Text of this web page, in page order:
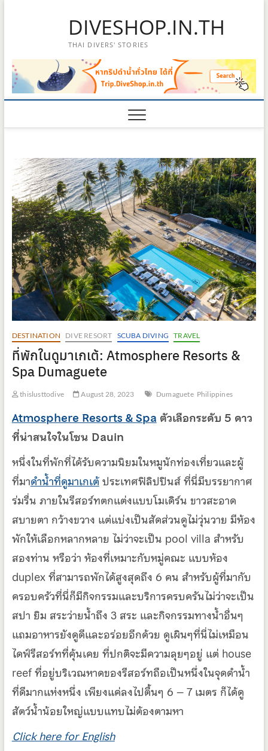
DIVESHOP.IN.TH
THAI DIVERS' STORIES
DESTINATION DIVE RESORT SCUBA DIVING TRAVEL
ที่พักในดูมาเกเต้: Atmosphere Resorts &
Spa Dumaguete
thislusttodive August 28, 2023 Dumaguete Philippines
Atmosphere Resorts & Spa ตัวเลือกระดับ 5 ดาว
ที่น่าสนใจในโซน Dauin
หนึ่งในที่พักที่ได้รับความนิยมในหมูนักท่องเที่ยวและผู้
ที่มาดำน้ำที่ดูมาเกเต้ประเทศฟิลิปปินส์ ที่นี่มีบรรยากาศ
ร่มรื่น ภายในรีสอร์ทตกแต่งแบบโมเดิร์น ขาวสะอาด
สบายตา กว้างขวาง แต่แบ่งเป็นสัดส่วนดูไม่วุ่นวาย มีห้อง
พักให้เลือกหลากหลาย ไม่ว่าจะเป็น pool villa สำหรับ
สองท่าน หรือว่า ห้องที่เหมาะกับหมู่คณะ แบบห้อง
duplexที่สามารถพักได้สูงสุดถึง 6 คน สำหรับผู้ที่มากับ
ครอบครัวที่นี่ก็มีกิจกรรมและบริการครบครันไม่ว่าจะเป็น
สปา ยิม สระว่ายน้ำถึง 3 สระ และกิจกรรมทางน้ำอื่นๆ
แถมอาหารยังดูดีและอร่อยอีกด้วย ดูเผินๆที่นี่ไม่เหมือน
ไดฟ์รีสอร์ทที่คุ้นเคย ที่ปกติจะมีความลุยๆอยู่ แต่ house
reefที่อยู่บริเวณหาดของรีสอร์ทถือเป็นหนึ่งในจุดดำน้ำ
ที่ดีมากแห่งหนึ่ง เพียงแค่ลงไปตื้นๆ 6 – 7เมตร ก็ได้ดู
สัตว์น้ำน้อยใหญ่แบบแทบไม่ต้องตามหา
Click here for English